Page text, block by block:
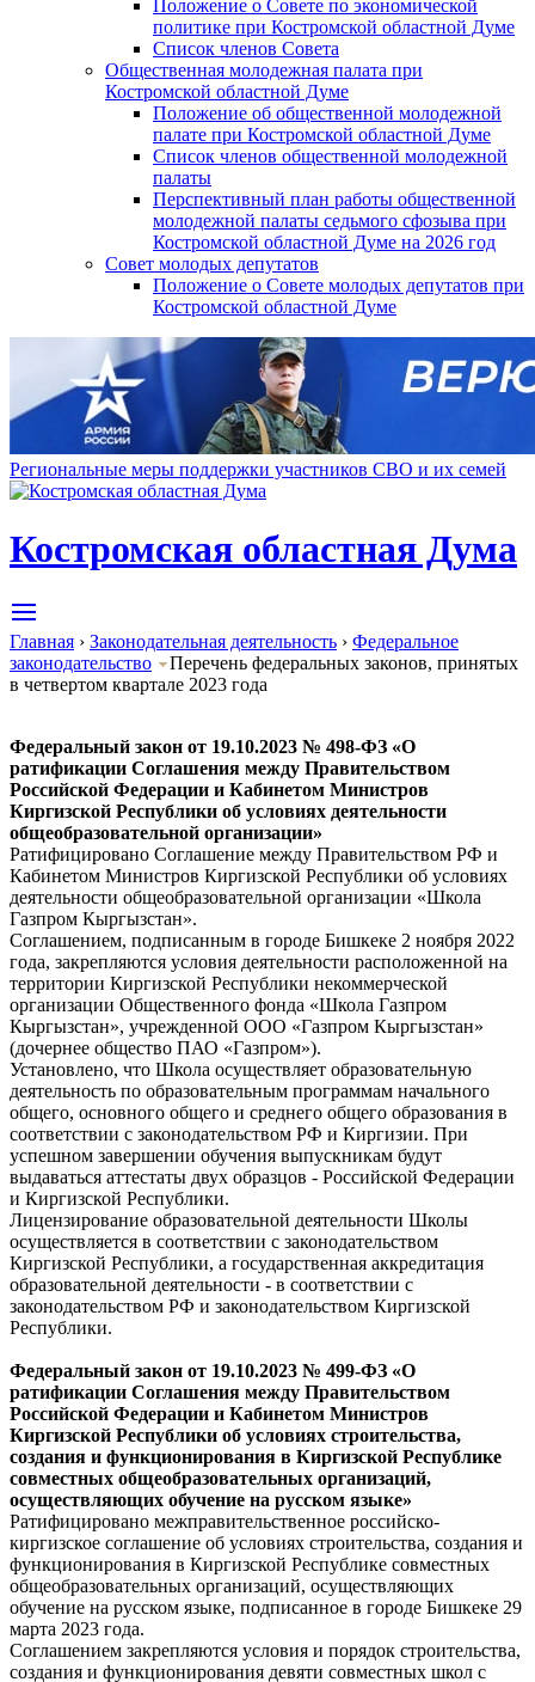
Положение о Совете по экономической
политике при Костромской областной Думе
Список членов Совета
Общественная молодежная палата при
Костромской областной Думе
Положение об общественной молодежной
палате при Костромской областной Думе
Список членов общественной молодежной
палаты
Перспективный план работы общественной
молодежной палаты седьмого сфозыва при
Костромской областной Думе на 2026 год
Совет молодых депутатов
Положение о Совете молодых депутатов при
Костромской областной Думе
Региональные меры поддержки участников СВО и их семей
Костромская областная Дума
Главная › Законодательная деятельность › Федеральное
законодательство
Перечень федеральных законов, принятых
в четвертом квартале 2023 года
Федеральный закон от 19.10.2023 № 498-ФЗ «О
ратификации Соглашения между Правительством
Российской Федерации и Кабинетом Министров
Киргизской Республики об условиях деятельности
общеобразовательной организации»
Ратифицировано Соглашение между Правительством РФ и
Кабинетом Министров Киргизской Республики об условиях
деятельности общеобразовательной организации «Школа
Газпром Кыргызстан».
Соглашением, подписанным в городе Бишкеке 2 ноября 2022
года, закрепляются условия деятельности расположенной на
территории Киргизской Республики некоммерческой
организации Общественного фонда «Школа Газпром
Кыргызстан», учрежденной ООО «Газпром Кыргызстан»
(дочернее общество ПАО «Газпром»).
Установлено, что Школа осуществляет образовательную
деятельность по образовательным программам начального
общего, основного общего и среднего общего образования в
соответствии с законодательством РФ и Киргизии. При
успешном завершении обучения выпускникам будут
выдаваться аттестаты двух образцов - Российской Федерации
и Киргизской Республики.
Лицензирование образовательной деятельности Школы
осуществляется в соответствии с законодательством
Киргизской Республики, а государственная аккредитация
образовательной деятельности - в соответствии с
законодательством РФ и законодательством Киргизской
Республики.
Федеральный закон от 19.10.2023 № 499-ФЗ «О
ратификации Соглашения между Правительством
Российской Федерации и Кабинетом Министров
Киргизской Республики об условиях строительства,
создания и функционирования в Киргизской Республике
совместных общеобразовательных организаций,
осуществляющих обучение на русском языке»
Ратифицировано межправительственное российско-
киргизское соглашение об условиях строительства, создания и
функционирования в Киргизской Республике совместных
общеобразовательных организаций, осуществляющих
обучение на русском языке, подписанное в городе Бишкеке 29
марта 2023 года.
Соглашением закрепляются условия и порядок строительства,
создания и функционирования девяти совместных школ с